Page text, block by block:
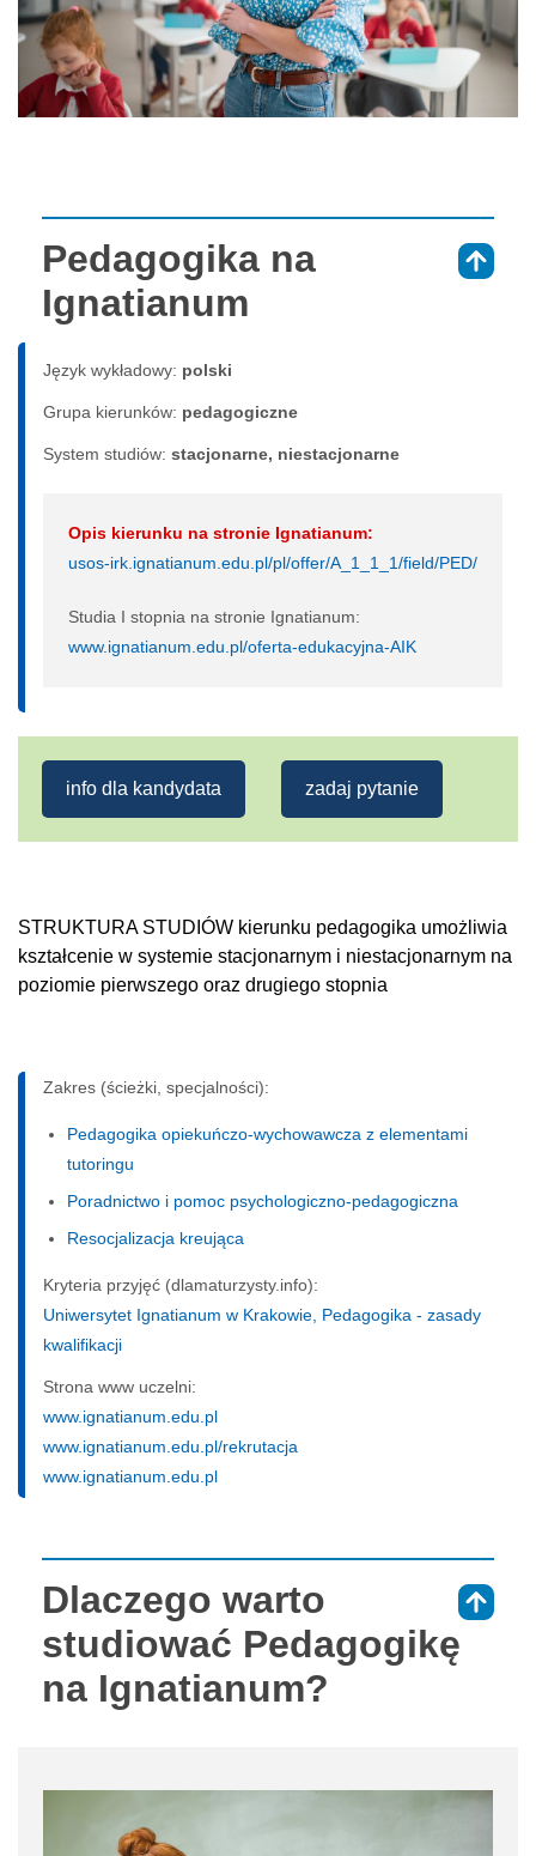
Pedagogika na
Ignatianum
Język wykładowy: polski
Grupa kierunków: pedagogiczne
System studiów: sta­cjo­nar­ne, nie­sta­cjo­nar­ne
Opis kierunku na stronie Ignatianum:
usos-irk.ignatianum.edu.pl/pl/offer/A_1_1_1/field/PED/
Studia I stopnia na stronie Ignatianum:
www.ignatianum.edu.pl/oferta-edukacyjna-AIK
info dla kandydata zadaj pytanie
STRUKTURA STUDIÓW kierunku pedagogika umożliwia
kształcenie w systemie stacjonarnym i niestacjonarnym na
poziomie pierwszego oraz drugiego stopnia
Zakres (ścieżki, specjalności):
Pedagogika opiekuńczo-wychowawcza z elementami
tutoringu
Poradnictwo i pomoc psychologiczno-pedagogiczna
Resocjalizacja kreująca
Kryteria przyjęć (dlamaturzysty.info):
Uniwersytet Ignatianum w Krakowie, Pedagogika - zasady
kwalifikacji
Strona www uczelni:
www.ignatianum.edu.pl
www.ignatianum.edu.pl/rekrutacja
www.ignatianum.edu.pl
Dlaczego warto
studiować Pedagogikę
na Ignatianum?